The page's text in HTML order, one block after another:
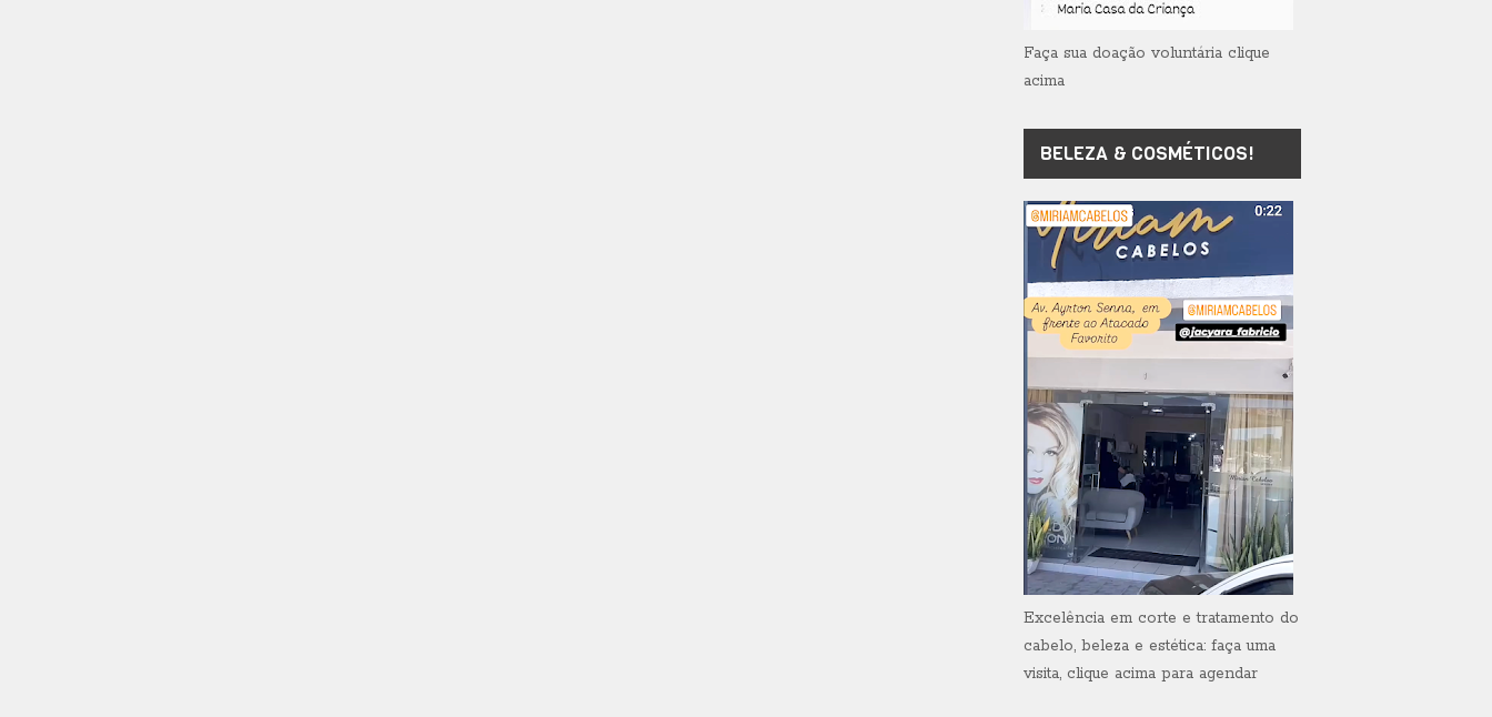
Faça sua doação voluntária clique
acima
BELEZA & COSMÉTICOS!
Excelência em corte e tratamento do
cabelo, beleza e estética: faça uma
visita, clique acima para agendar